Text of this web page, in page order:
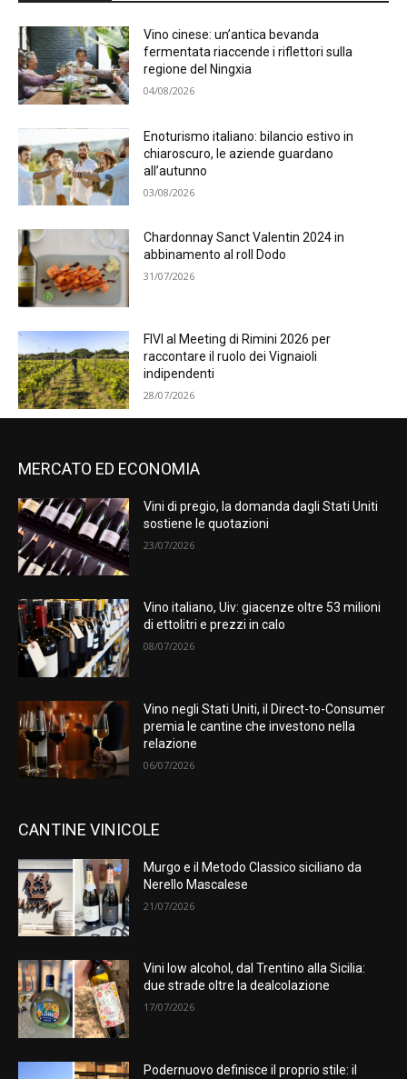
Vino cinese: un’antica bevanda
fermentata riaccende i riflettori sulla
regione del Ningxia
04/08/2026
Enoturismo italiano: bilancio estivo in
chiaroscuro, le aziende guardano
all’autunno
03/08/2026
Chardonnay Sanct Valentin 2024 in
abbinamento al roll Dodo
31/07/2026
FIVI al Meeting di Rimini 2026 per
raccontare il ruolo dei Vignaioli
indipendenti
28/07/2026
MERCATO ED ECONOMIA
Vini di pregio, la domanda dagli Stati Uniti
sostiene le quotazioni
23/07/2026
Vino italiano, Uiv: giacenze oltre 53 milioni
di ettolitri e prezzi in calo
08/07/2026
Vino negli Stati Uniti, il Direct-to-Consumer
premia le cantine che investono nella
relazione
06/07/2026
CANTINE VINICOLE
Murgo e il Metodo Classico siciliano da
Nerello Mascalese
21/07/2026
Vini low alcohol, dal Trentino alla Sicilia:
due strade oltre la dealcolazione
17/07/2026
Podernuovo definisce il proprio stile: il